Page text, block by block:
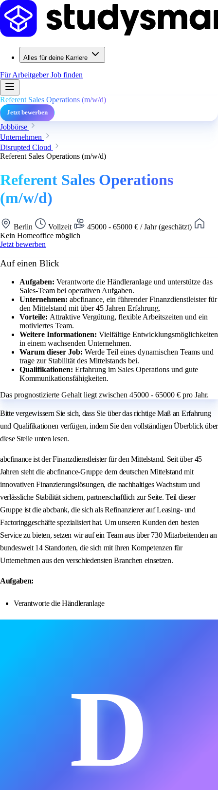
Alles für deine Karriere
Für ArbeitgeberJob finden
Referent Sales Operations (m/w/d)
Jetzt bewerben
Jobbörse
Unternehmen
Disrupted Cloud
Referent Sales Operations (m/w/d)
Referent Sales Operations
(m/w/d)
Berlin Vollzeit
45000 - 65000 € / Jahr (geschätzt)
Kein Homeoffice möglich
Jetzt bewerben
Auf einen Blick
Aufgaben: Verantworte die Händleranlage und unterstütze das
Sales-Team bei operativen Aufgaben.
Unternehmen: abcfinance, ein führender Finanzdienstleister für
den Mittelstand mit über 45 Jahren Erfahrung.
Vorteile: Attraktive Vergütung, flexible Arbeitszeiten und ein
motiviertes Team.
Weitere Informationen: Vielfältige Entwicklungsmöglichkeiten
in einem wachsenden Unternehmen.
Warum dieser Job: Werde Teil eines dynamischen Teams und
trage zur Stabilität des Mittelstands bei.
Qualifikationen: Erfahrung im Sales Operations und gute
Kommunikationsfähigkeiten.
Das prognostizierte Gehalt liegt zwischen 45000 - 65000 € pro Jahr.
Bitte vergewissern Sie sich, dass Sie über das richtige Maß an Erfahrung
und Qualifikationen verfügen, indem Sie den vollständigen Überblick über
diese Stelle unten lesen.
abcfinance ist der Finanzdienstleister für den Mittelstand. Seit über 45
Jahren steht die abcfinance-Gruppe dem deutschen Mittelstand mit
innovativen Finanzierungslösungen, die nachhaltiges Wachstum und
verlässliche Stabilität sichern, partnerschaftlich zur Seite. Teil dieser
Gruppe ist die abcbank, die sich als Refinanzierer auf Leasing- und
Factoringgeschäfte spezialisiert hat. Um unseren Kunden den besten
Service zu bieten, setzen wir auf ein Team aus über 730 Mitarbeitenden an
bundesweit 14 Standorten, die sich mit ihren Kompetenzen für
Unternehmen aus den verschiedensten Branchen einsetzen.
Aufgaben:
Verantworte die Händleranlage
D